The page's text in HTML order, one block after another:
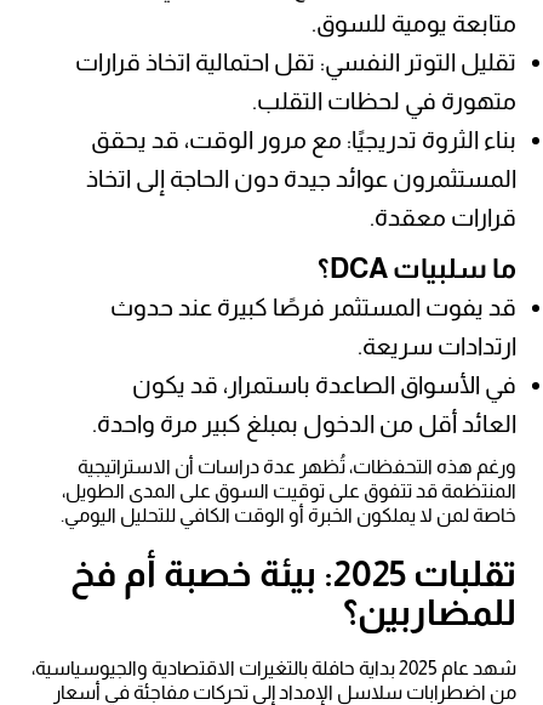
متابعة يومية للسوق.
تقليل التوتر النفسي: تقل احتمالية اتخاذ قرارات
متهورة في لحظات التقلب.
بناء الثروة تدريجيًا: مع مرور الوقت، قد يحقق
المستثمرون عوائد جيدة دون الحاجة إلى اتخاذ
قرارات معقدة.
ما سلبيات DCA؟
قد يفوت المستثمر فرصًا كبيرة عند حدوث
ارتدادات سريعة.
في الأسواق الصاعدة باستمرار، قد يكون
العائد أقل من الدخول بمبلغ كبير مرة واحدة.
ورغم هذه التحفظات، تُظهر عدة دراسات أن الاستراتيجية
المنتظمة قد تتفوق على توقيت السوق على المدى الطويل،
خاصة لمن لا يملكون الخبرة أو الوقت الكافي للتحليل اليومي.
تقلبات 2025: بيئة خصبة أم فخ
للمضاربين؟
شهد عام 2025 بداية حافلة بالتغيرات الاقتصادية والجيوسياسية،
من اضطرابات سلاسل الإمداد إلى تحركات مفاجئة في أسعار